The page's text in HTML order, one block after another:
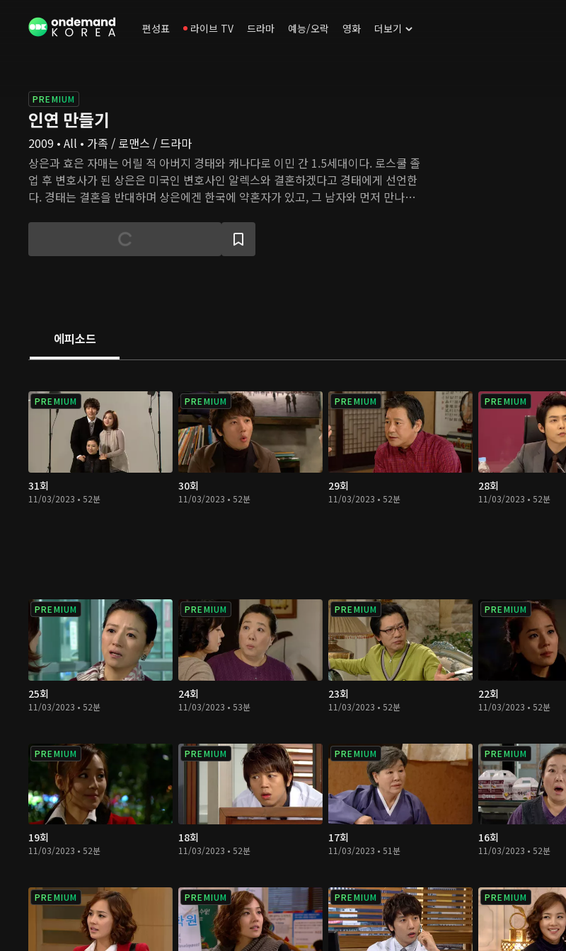
편성표 라이브 TV 드라마 예능/오락 영화 더보기
PREMIUM
인연 만들기
2009 • All • 가족 / 로맨스 / 드라마
상은과 효은 자매는 어릴 적 아버지 경태와 캐나다로 이민 간 1.5세대이다. 로스쿨 졸
업 후 변호사가 된 상은은 미국인 변호사인 알렉스와 결혼하겠다고 경태에게 선언한
다. 경태는 결혼을 반대하며 상은에겐 한국에 약혼자가 있고, 그 남자와 먼저 만나야
혼엔 관심 없는 일중독자 여준은 가족들의 결혼 압박에 못 이겨 상은과 만나보기로 한
다. 함께 시간을 보내며 두 사람은 서로에 대한 감정이 달라짐을 느낀다.
에피소드
PREMIUM
31회
11/03/2023 • 52분
PREMIUM
30회
11/03/2023 • 52분
PREMIUM
29회
11/03/2023 • 52분
PREMIUM
28회
11/03/2023 • 52분
PREMIUM
25회
11/03/2023 • 52분
PREMIUM
24회
11/03/2023 • 53분
PREMIUM
23회
11/03/2023 • 52분
PREMIUM
22회
11/03/2023 • 52분
PREMIUM
19회
11/03/2023 • 52분
PREMIUM
18회
11/03/2023 • 52분
PREMIUM
17회
11/03/2023 • 51분
PREMIUM
16회
11/03/2023 • 52분
PREMIUM PREMIUM PREMIUM PREMIUM